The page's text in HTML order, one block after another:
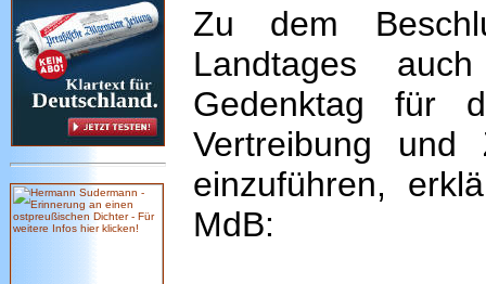
Zu dem
Landtages
Gedenktag für
Vertreibung und
einzuführen,
MdB: